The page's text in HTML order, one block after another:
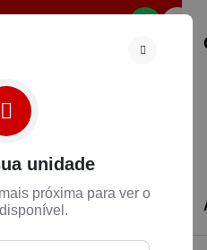
unidade
próxima para ver o